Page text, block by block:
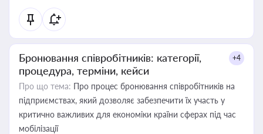
Бронювання співробітників: категорії,
процедура, терміни, кейси
+4
Про що тема: Про процес бронювання співробітників на
підприємствах, який дозволяє забезпечити їх участь у
критично важливих для економіки країни сферах під час
мобілізації